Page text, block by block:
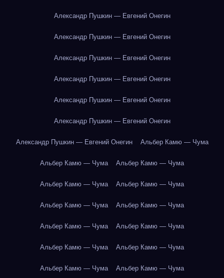
Александр Пушкин — Евгений Онегин
Александр Пушкин — Евгений Онегин
Александр Пушкин — Евгений Онегин
Александр Пушкин — Евгений Онегин
Александр Пушкин — Евгений Онегин
Александр Пушкин — Евгений Онегин
Александр Пушкин — Евгений Онегин Альбер Камю — Чума
Альбер Камю — Чума Альбер Камю — Чума
Альбер Камю — Чума Альбер Камю — Чума
Альбер Камю — Чума Альбер Камю — Чума
Альбер Камю — Чума Альбер Камю — Чума
Альбер Камю — Чума Альбер Камю — Чума
Альбер Камю — Чума Альбер Камю — Чума